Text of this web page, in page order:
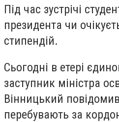
Під час зустрічі
президента чи
стипендій.
Сьогодні в етері
заступник міністра
Вінницький
перебувають за